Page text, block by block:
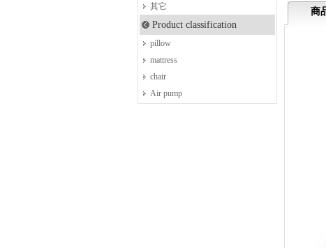
其它
Product classification
pillow
mattress
chair
Air pump
商